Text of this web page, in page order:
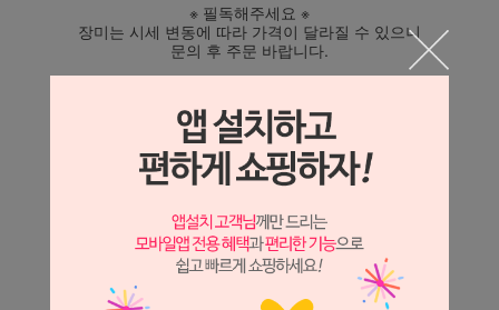
※ 필독해주세요 ※
장미는 시세 변동에 따라 가격이 달라질 수 있으니
문의 후 주문 바랍니다.